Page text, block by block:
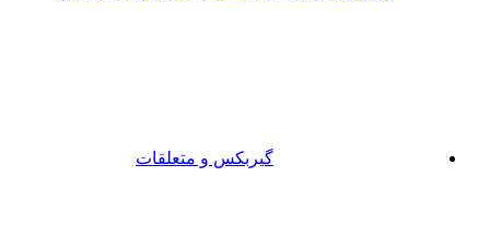
گیربکس و متعلقات